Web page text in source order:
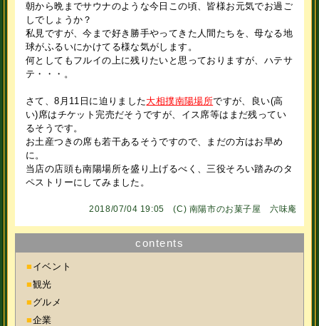
朝から晩までサウナのような今日この頃、皆様お元気でお過ご
しでしょうか？
私見ですが、今まで好き勝手やってきた人間たちを、母なる地
球がふるいにかけてる様な気がします。
何としてもフルイの上に残りたいと思っておりますが、ハテサ
テ・・・。
さて、8月11日に迫りました大相撲南陽場所ですが、良い(高
い)席はチケット完売だそうですが、イス席等はまだ残ってい
るそうです。
お土産つきの席も若干あるそうですので、まだの方はお早め
に。
当店の店頭も南陽場所を盛り上げるべく、三役そろい踏みのタ
ペストリーにしてみました。
2018/07/04 19:05 (C) 南陽市のお菓子屋 六味庵
contents
■ イベント
■観光
■ グルメ
■企業